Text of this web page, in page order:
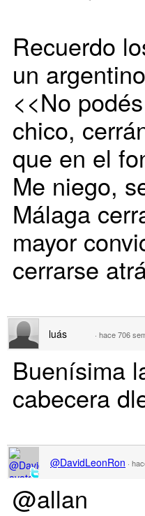
Recuerdo
un
<<No
chico,
que en el
Me niego,
Málaga
mayor
cerrarse
luás · hace 706
Buenísima
cabecera
@DavidLeonRon ·
@allan